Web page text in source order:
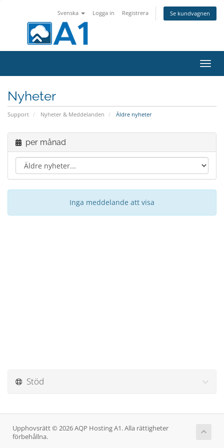
Svenska Logga in Registrera Se kundvagnen
Växla
Nyheter
Support Nyheter & Meddelanden Äldre nyheter
per månad
Inga meddelande att visa
Stöd
Upphovsrätt © 2026 AQP Hosting A1. Alla rättigheter
förbehållna.